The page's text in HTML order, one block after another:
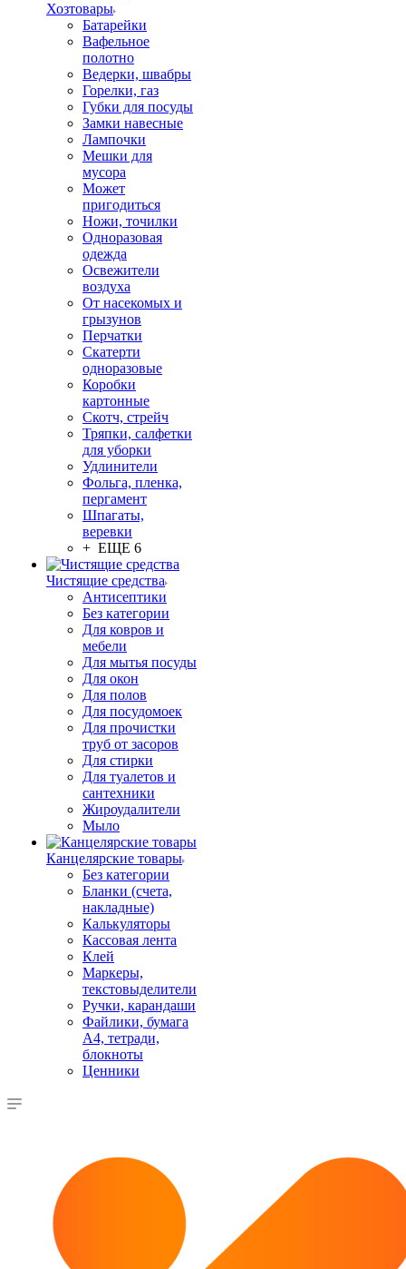
Хозтовары
Батарейки
Вафельное
полотно
Ведерки, швабры
Горелки, газ
Губки для посуды
Замки навесные
Лампочки
Мешки для
мусора
Может
пригодиться
Ножи, точилки
Одноразовая
одежда
Освежители
воздуха
От насекомых и
грызунов
Перчатки
Скатерти
одноразовые
Коробки
картонные
Скотч, стрейч
Тряпки, салфетки
для уборки
Удлинители
Фольга, пленка,
пергамент
Шпагаты,
веревки
+ ЕЩЕ 6
Чистящие средства
Антисептики
Без категории
Для ковров и
мебели
Для мытья посуды
Для окон
Для полов
Для посудомоек
Для прочистки
труб от засоров
Для стирки
Для туалетов и
сантехники
Жироудалители
Мыло
Канцелярские товары
Без категории
Бланки (счета,
накладные)
Калькуляторы
Кассовая лента
Клей
Маркеры,
текстовыделители
Ручки, карандаши
Файлики, бумага
А4, тетради,
блокноты
Ценники